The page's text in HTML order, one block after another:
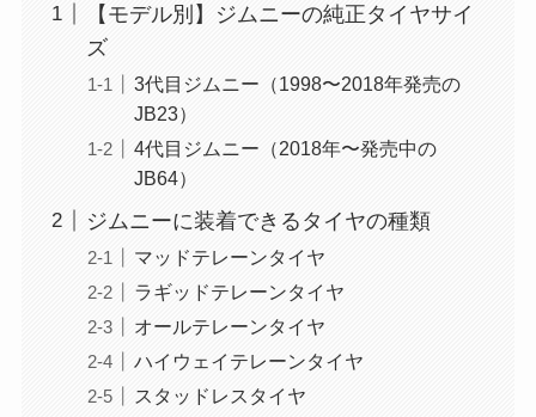
【モデル別】ジムニーの純正タイヤサイ
ズ
3代目ジムニー（1998〜2018年発売の
JB23）
4代目ジムニー（2018年〜発売中の
JB64）
ジムニーに装着できるタイヤの種類
マッドテレーンタイヤ
ラギッドテレーンタイヤ
オールテレーンタイヤ
ハイウェイテレーンタイヤ
スタッドレスタイヤ